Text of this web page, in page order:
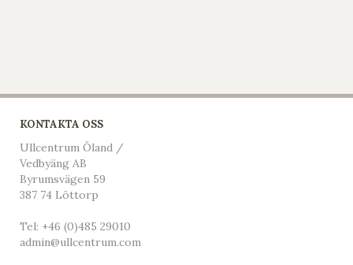
KONTAKTA OSS
Ullcentrum Öland /
Vedbyäng AB
Byrumsvägen 59
387 74 Löttorp
Tel: +46 (0)485 29010
admin@ullcentrum.com